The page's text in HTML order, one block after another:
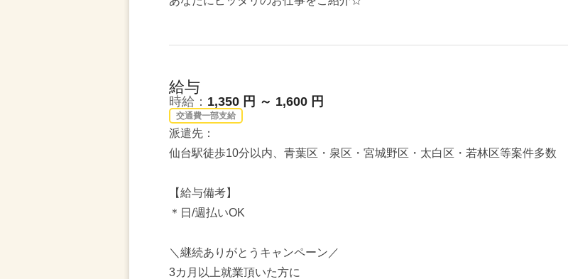
給与
時給： 1,350 円 ～ 1,600 円
交通費一部支給
派遣先：
仙台駅徒歩10分以内、青葉区・泉区・宮城野区・太白区・若林区等案件多数
【給与備考】
＊日/週払いOK
＼継続ありがとうキャンペーン／
3カ月以上就業頂いた方に